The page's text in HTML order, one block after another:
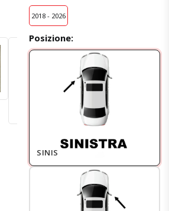
2018 - 2026
Posizione:
SINISTRO